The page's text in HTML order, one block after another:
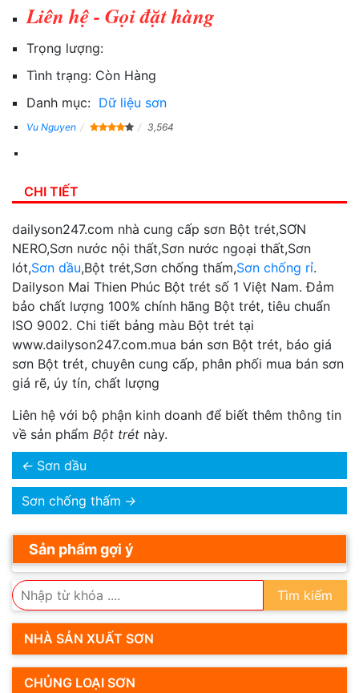
Liên hệ - Gọi đặt hàng
Trọng lượng:
Tình trạng: Còn Hàng
Danh mục: Dữ liệu sơn
Vu Nguyen 3,564
CHI TIẾT
dailyson247.com nhà cung cấp sơn Bột trét,SƠN
NERO,Sơn nước nội thất,Sơn nước ngoại thất,Sơn
lót,Sơn dầu,Bột trét,Sơn chống thấm,Sơn chống rỉ.
Dailyson Mai Thien Phúc Bột trét số 1 Việt Nam. Đảm
bảo chất lượng 100% chính hãng Bột trét, tiêu chuẩn
ISO 9002. Chi tiết bảng màu Bột trét tại
www.dailyson247.com.mua bán sơn Bột trét, báo giá
sơn Bột trét, chuyên cung cấp, phân phối mua bán sơn
giá rẽ, úy tín, chất lượng
Liên hệ với bộ phận kinh doanh để biết thêm thông tin
về sản phẩm Bột trét này.
← Sơn dầu
Sơn chống thấm →
Sản phẩm gợi ý
Tìm kiếm
NHÀ SẢN XUẤT SƠN
CHỦNG LOẠI SƠN